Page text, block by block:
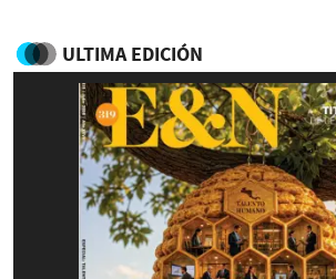
ULTIMA EDICIÓN